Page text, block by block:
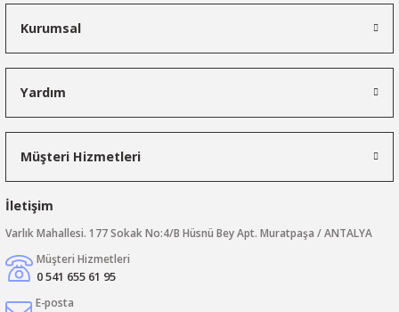
Kurumsal
Yardım
Müşteri Hizmetleri
İletişim
Varlık Mahallesi. 177 Sokak No:4/B Hüsnü Bey Apt. Muratpaşa / ANTALYA
Müşteri Hizmetleri
0 541 655 61 95
E-posta